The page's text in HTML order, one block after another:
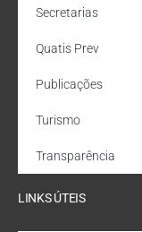
Secretarias
Quatis Prev
Publicações
Turismo
Transparência
LINKS ÚTEIS